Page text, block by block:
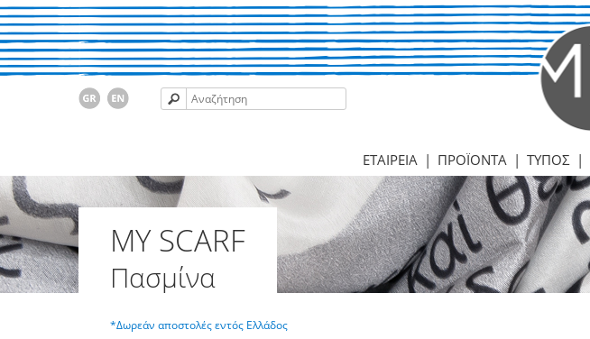
ΕΤΑΙΡΕΙΑ | ΠΡΟΪΟΝΤΑ | ΤΥΠΟΣ |
MY SCARF
Πασμίνα
*Δωρεάν αποστολές εντός Ελλάδος